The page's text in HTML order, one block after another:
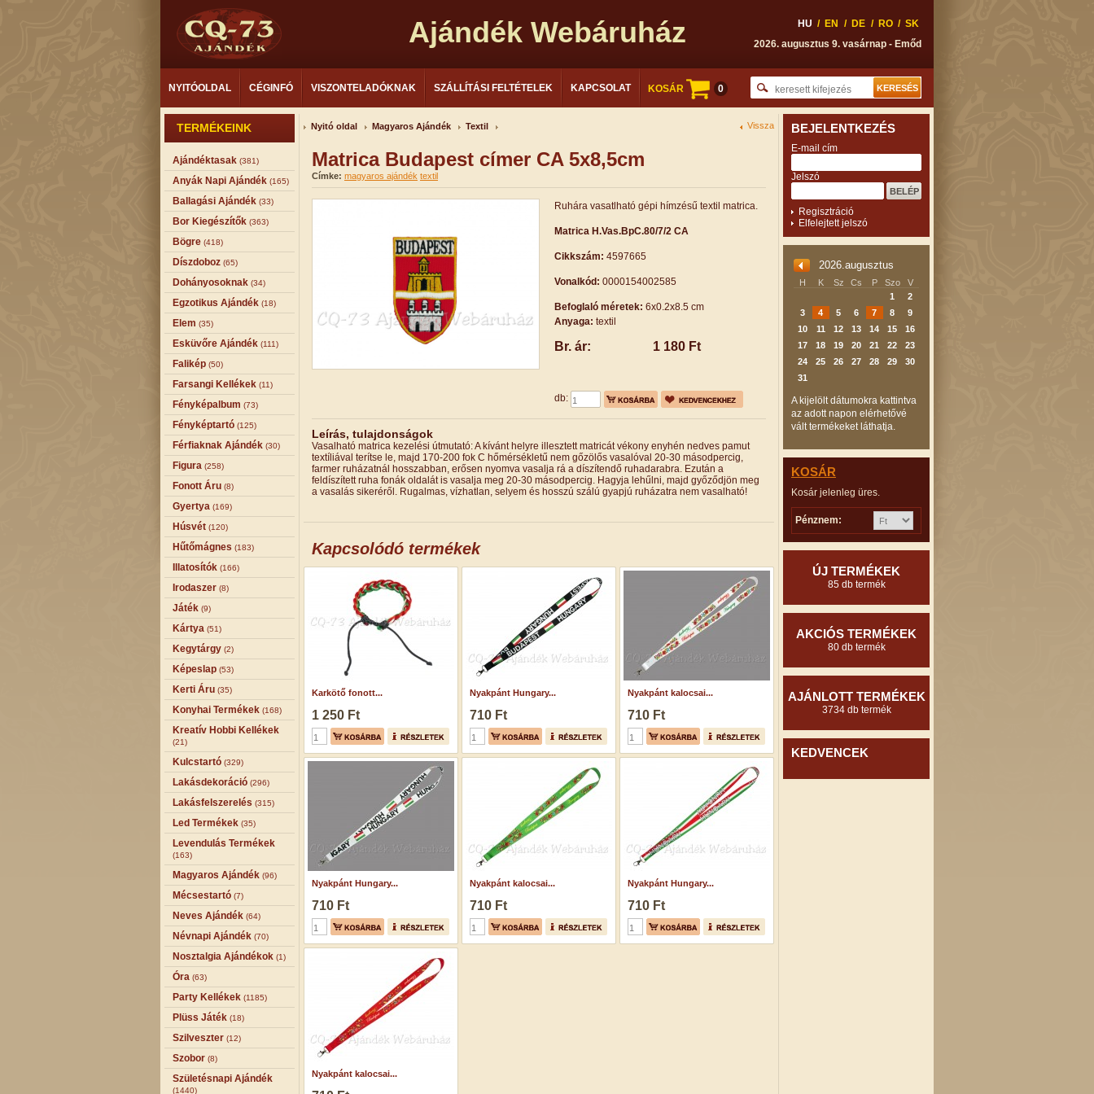
Ajándék Webáruház HU / EN / DE / RO / SK
2026. augusztus 9. vasárnap - Emőd
NYITÓOLDAL CÉGINFÓ VISZONTELADÓKNAK SZÁLLÍTÁSI FELTÉTELEK KAPCSOLAT KOSÁR 0
TERMÉKEINK
Ajándéktasak (381)
Anyák Napi Ajándék (165)
Ballagási Ajándék (33)
Bor Kiegészítők (363)
Bögre (418)
Díszdoboz (65)
Dohányosoknak (34)
Egzotikus Ajándék (18)
Elem (35)
Esküvőre Ajándék (111)
Falikép (50)
Farsangi Kellékek (11)
Fényképalbum (73)
Fényképtartó (125)
Férfiaknak Ajándék (30)
Figura (258)
Fonott Áru (8)
Gyertya (169)
Húsvét (120)
Hűtőmágnes (183)
Illatosítók (166)
Irodaszer (8)
Játék (9)
Kártya (51)
Kegytárgy (2)
Képeslap (53)
Kerti Áru (35)
Konyhai Termékek (168)
Kreatív Hobbi Kellékek
(21)
Kulcstartó (329)
Lakásdekoráció (296)
Lakásfelszerelés (315)
Led Termékek (35)
Levendulás Termékek
(163)
Magyaros Ajándék (96)
Mécsestartó (7)
Neves Ajándék (64)
Névnapi Ajándék (70)
Nosztalgia Ajándékok (1)
Óra (63)
Party Kellékek (1185)
Plüss Játék (18)
Szilveszter (12)
Szobor (8)
Születésnapi Ajándék
(1440)
Nyitó oldal Magyaros Ajándék Textil Vissza
Matrica Budapest címer CA 5x8,5cm
Címke: magyaros ajándék textil
Ruhára vasatlható gépi hímzésű textil matrica.
Matrica H.Vas.BpC.80/7/2 CA
Cikkszám: 4597665
Vonalkód: 0000154002585
Befoglaló méretek: 6x0.2x8.5 cm
Anyaga: textil
Br. ár: 1 180 Ft
db:
Leírás, tulajdonságok
Vasalható matrica kezelési útmutató: A kívánt helyre illesztett matricát vékony enyhén nedves pamut
textíliával terítse le, majd 170-200 fok C hőmérsékletű nem gőzölős vasalóval 20-30 másodpercig,
farmer ruházatnál hosszabban, erősen nyomva vasalja rá a díszítendő ruhadarabra. Ezután a
feldíszített ruha fonák oldalát is vasalja meg 20-30 másodpercig. Hagyja lehűlni, majd győződjön meg
a vasalás sikeréről. Rugalmas, vízhatlan, selyem és hosszú szálú gyapjú ruházatra nem vasalható!
Kapcsolódó termékek
Karkötő fonott...
1 250 Ft
Nyakpánt Hungary...
710 Ft
Nyakpánt kalocsai...
710 Ft
Nyakpánt Hungary...
710 Ft
Nyakpánt kalocsai...
710 Ft
Nyakpánt Hungary...
710 Ft
Nyakpánt kalocsai...
BEJELENTKEZÉS
E-mail cím
Jelszó
Regisztráció
Elfelejtett jelszó
2026.augusztus
H K Sz Cs P Szo
V
1
2
3
4 5 6 7 8
9
10
11 12 13 14 15
16
17
18 19 20 21 22
23
24
25 26 27 28 29
30
31
A kijelölt dátumokra kattintva
az adott napon elérhetővé
vált termékeket láthatja.
KOSÁR
Kosár jelenleg üres.
Pénznem:
ÚJ TERMÉKEK
85 db termék
AKCIÓS TERMÉKEK
80 db termék
AJÁNLOTT TERMÉKEK
3734 db termék
KEDVENCEK